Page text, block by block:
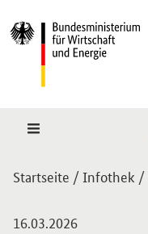
Sie sind hier:
Startseite /Infothek /
16.03.2026